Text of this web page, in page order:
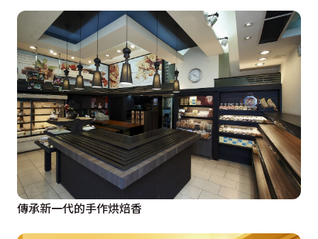
傳承新一代的手作烘焙香